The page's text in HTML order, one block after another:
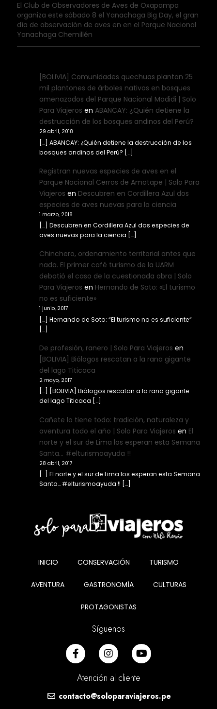
El Club de Observadores de Aves de Oxapampa
organiza este sábado 8 el Yanachaga Big Day, el gran
día de observación de aves en en el Parque Nacional
Yanachaga Chemillén
[BOLIVIA] Comunidades quechuas plantan 25
mil plantones de árboles nativos en bosques
amenazados del Parque Nacional Madidi | Solo
Para Viajeros en ABANCAY: ¿Quién detiene la
destrucción de los bosques andinos del Perú?
29 abril, 2018
[…] ABANCAY: ¿Quién detiene la destrucción de los
bosques andinos del Perú? […]
Registran nuevas especies de aves en el
Parque Nacional Cerros de Amotape | Solo Para
Viajeros en Descubren en Cordillera Azul dos
especies de aves nuevas para la ciencia
1 marzo, 2018
[…] Descubren en Cordillera Azul dos especies de
aves nuevas para la ciencia […]
Chinchero, ordenamiento territorial antes que
nada. El primer café turismo de la UARM
debatió el caso de la cuestionada obra | Solo
Para Viajeros en Hernando de Soto: «El turismo
no es suficiente»
1 junio, 2017
[…] Hernando de Soto: “El turismo no es suficiente”
[…]
De profesión, ranero | Solo Para Viajeros en
[BOLIVIA] Biólogos rescatan a la rana gigante
del lago Titicaca
2 mayo, 2017
[…] [BOLIVIA] Biólogos rescatan a la rana gigante
del lago Titicaca […]
Cañete lo tiene todo: tradición, naturaleza y
aventura todo el año | Solo Para Viajeros en El
norte y el sur de Lima los esperan esta Semana
Santa… #elturismoayuda !!
28 abril, 2017
[…] El norte y el sur de Lima los esperan esta Semana
Santa… #elturismoayuda !! […]
INICIO CONSERVACIÓN TURISMO
AVENTURA GASTRONOMÍA CULTURAS
PROTAGONISTAS
Síguenos
Atención al cliente
contacto@soloparaviajeros.pe